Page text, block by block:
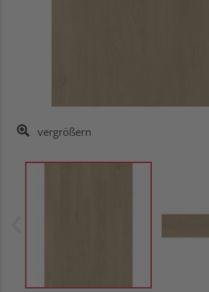
vergrößern